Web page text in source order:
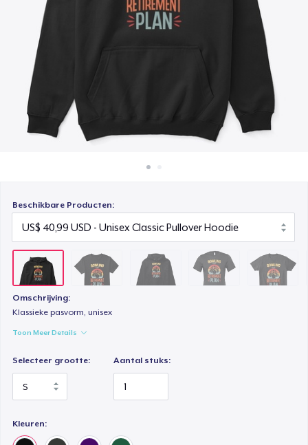
Verkoop overal
Beschikbare Producten:
Omschrijving:
Klassieke pasvorm, unisex
Toon Meer Details
Selecteer grootte: Aantal stuks:
Kleuren:
Unisex Premium Pullover Hoodie
Bella Canvas 3001 | Classic Unisex Jersey T-Shirt
Comfort Tee
US$ 23,99
Women's Classic Tee
US$ 23,99
Heavy Tee
US$ 44,99
Classic Long Sleeve Tee
US$ 30,99